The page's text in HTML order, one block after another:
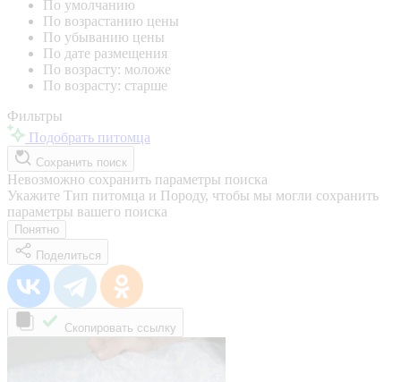
По умолчанию
По возрастанию цены
По убыванию цены
По дате размещения
По возрасту: моложе
По возрасту: старше
Фильтры
Подобрать питомца
Сохранить поиск
Невозможно сохранить параметры поиска
Укажите Тип питомца и Породу, чтобы мы могли сохранить
параметры вашего поиска
Понятно
Поделиться
Скопировать ссылку